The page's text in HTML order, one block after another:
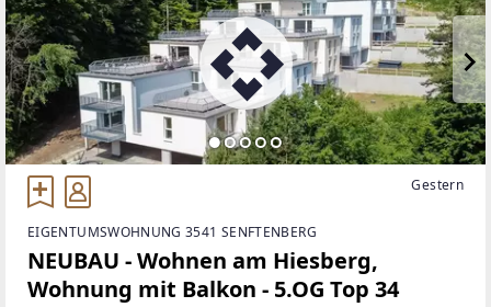
Gestern
EIGENTUMSWOHNUNG 3541 SENFTENBERG
NEUBAU - Wohnen am Hiesberg,
Wohnung mit Balkon - 5.OG Top 34